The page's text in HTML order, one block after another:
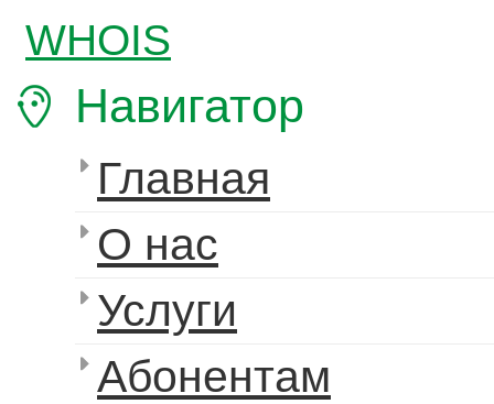
WHOIS
Навигатор
Главная
О нас
Услуги
Абонентам